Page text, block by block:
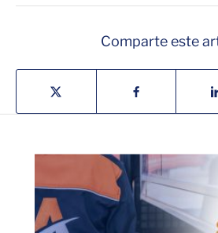
Comparte este